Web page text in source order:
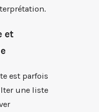
et
est parfois
une liste